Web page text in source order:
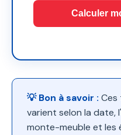
Calculer
💡 Bon à savoir : Ces
varient selon la date,
monte-meuble et les